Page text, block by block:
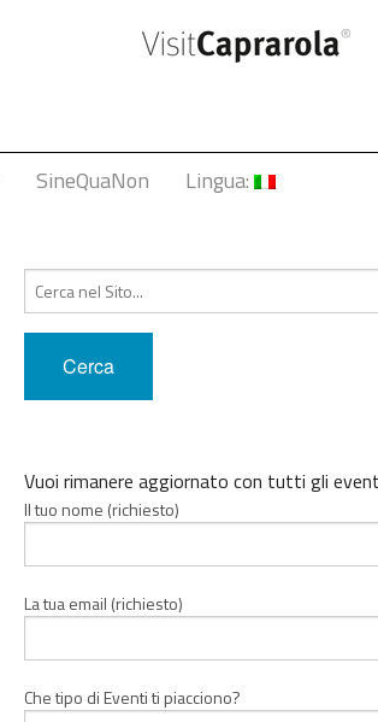
SineQuaNon
Lingua:
Cerca:
Vuoi rimanere aggiornato con tutti gli
Il tuo nome (richiesto)
La tua email (richiesto)
Che tipo di Eventi ti piacciono?